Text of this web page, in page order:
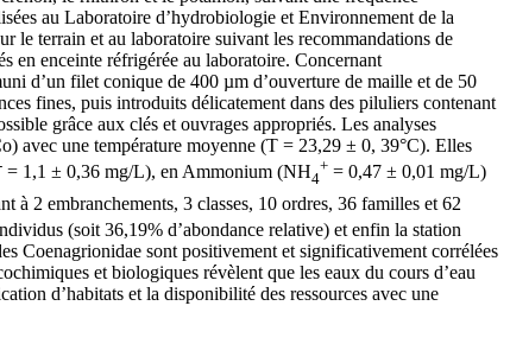
au Laboratoire d’hydrobiologie et Environnement de la
le terrain et au laboratoire suivant les recommandations de
en enceinte réfrigérée au laboratoire. Concernant
d’un filet conique de 400 µm d’ouverture de maille et de 50
fines, puis introduits délicatement dans des piluliers contenant
grâce aux clés et ouvrages appropriés. Les analyses
avec une température moyenne (T = 23,29 ± 0, 39°C). Elles
= 1,1 ± 0,36 mg/L), en Ammonium (NH4
+ = 0,47 ± 0,01 mg/L)
2 embranchements, 3 classes, 10 ordres, 36 familles et 62
(soit 36,19% d’abondance relative) et enfin la station
Coenagrionidae sont positivement et significativement corrélées
et biologiques révèlent que les eaux du cours d’eau
d’habitats et la disponibilité des ressources avec une